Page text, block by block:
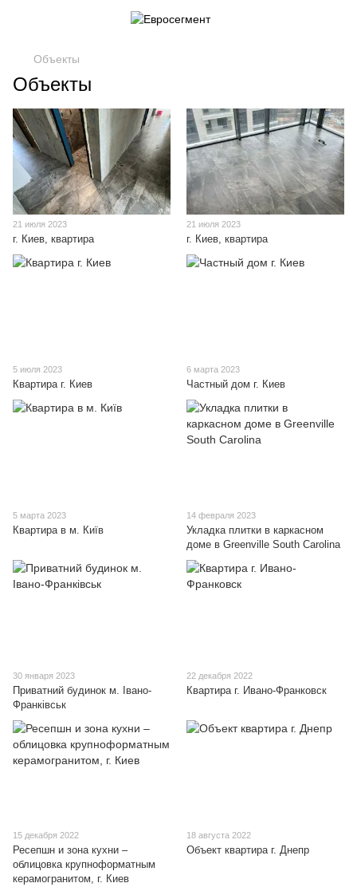
Объекты
Объекты
21 июля 2023
г. Киев, квартира
21 июля 2023
г. Киев, квартира
5 июля 2023
Квартира г. Киев
6 марта 2023
Частный дом г. Киев
5 марта 2023
Квартира в м. Київ
14 февраля 2023
Укладка плитки в каркасном
доме в Greenville South Carolina
30 января 2023
Приватний будинок м. Івано-
Франківськ
22 декабря 2022
Квартира г. Ивано-Франковск
15 декабря 2022
Ресепшн и зона кухни –
облицовка крупноформатным
керамогранитом, г. Киев
18 августа 2022
Объект квартира г. Днепр